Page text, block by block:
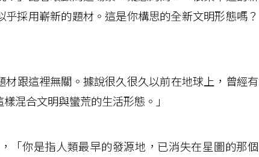
採用嶄新的題材。這是你構思的全新文明形態嗎？
跟這裡無關。據說很久很久以前在地球上，曾經有
混合文明與蠻荒的生活形態。」
「你是指人類最早的發源地，已消失在星圖的那個